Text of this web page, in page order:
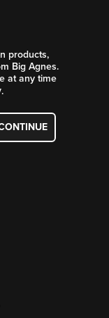
products,
Big Agnes.
at any time
.